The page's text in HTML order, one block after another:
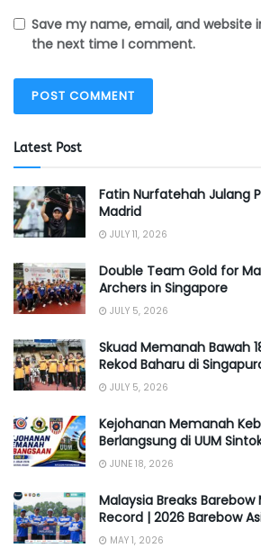
Save my name, email, and website
the next time I comment.
Latest Post
Fatin Nurfatehah Julang
Madrid
JULY 11, 2026
Double Team Gold for
Archers in Singapore
JULY 5, 2026
Skuad Memanah Bawah
Rekod Baharu di
JULY 5, 2026
Kejohanan Memanah
Berlangsung di UUM
JUNE 18, 2026
Malaysia Breaks Barebow
Record | 2026 Barebow
MAY 1, 2026